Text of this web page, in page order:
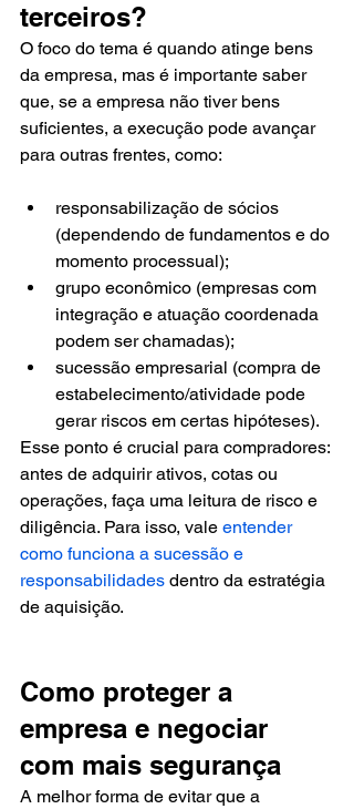
terceiros?
O foco do tema é quando atinge bens
da empresa, mas é importante saber
que, se a empresa não tiver bens
suficientes, a execução pode avançar
para outras frentes, como:
responsabilização de sócios
(dependendo de fundamentos e do
momento processual);
grupo econômico (empresas com
integração e atuação coordenada
podem ser chamadas);
sucessão empresarial (compra de
estabelecimento/atividade pode
gerar riscos em certas hipóteses).
Esse ponto é crucial para compradores:
antes de adquirir ativos, cotas ou
operações, faça uma leitura de risco e
diligência. Para isso, vale entender
como funciona a sucessão e
responsabilidades dentro da estratégia
de aquisição.
Como proteger a
empresa e negociar
com mais segurança
A melhor forma de evitar que a